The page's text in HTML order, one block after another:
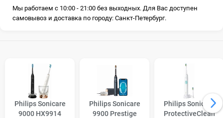
Мы работаем с 10:00 - 21:00 без выходных. Для Вас доступен
самовывоз и доставка по городу: Санкт-Петербург.
Philips Sonicare
9000 HX9914
Philips Sonicare
9900 Prestige
Philips Sonicare
ProtectiveClean